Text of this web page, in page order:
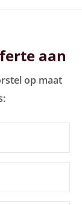
aan
op maat